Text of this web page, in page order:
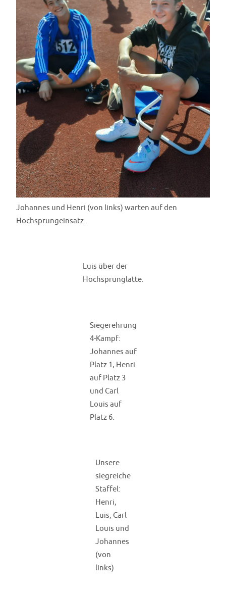
Johannes und Henri (von links) warten auf den
Hochsprungeinsatz.
Luis über der
Hochsprunglatte.
Siegerehrung
4-Kampf:
Johannes auf
Platz 1, Henri
auf Platz 3
und Carl
Louis auf
Platz 6.
Unsere
siegreiche
Staffel:
Henri,
Luis, Carl
Louis und
Johannes
(von
links)